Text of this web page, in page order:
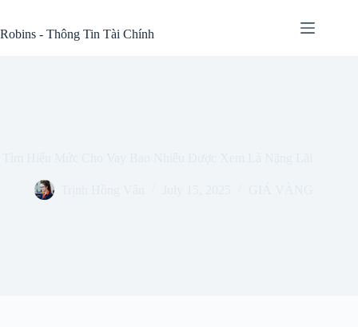
content
Robins - Thông Tin Tài Chính